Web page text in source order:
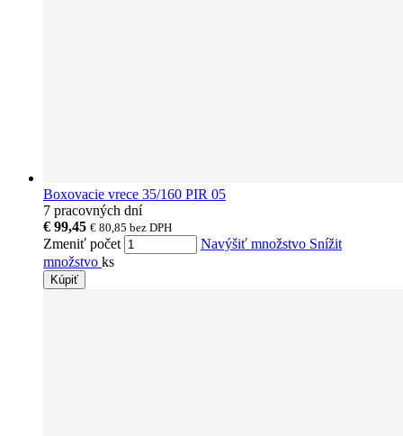
Boxovacie vrece 35/160 PIR 05
7 pracovných dní
€ 99,45 € 80,85 bez DPH
Zmeniť počet Navýšiť množstvo Snížit
množstvo ks
Kúpiť